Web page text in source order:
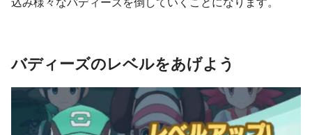
込み様々なバディーズを倒していくことになります。
バディーズのレベルをあげよう